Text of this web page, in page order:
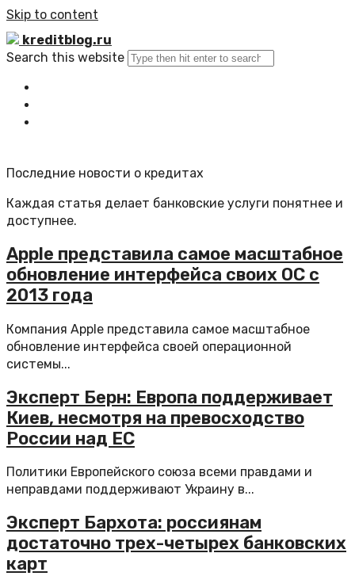
Skip to content
kreditblog.ru
Search this website
Последние новости о кредитах
Каждая статья делает банковские услуги понятнее и
доступнее.
Apple представила самое масштабное
обновление интерфейса своих ОС c
2013 года
Компания Apple представила самое масштабное
обновление интерфейса своей операционной
системы...
Эксперт Берн: Европа поддерживает
Киев, несмотря на превосходство
России над ЕС
Политики Европейского союза всеми правдами и
неправдами поддерживают Украину в...
Эксперт Бархота: россиянам
достаточно трех-четырех банковских
карт